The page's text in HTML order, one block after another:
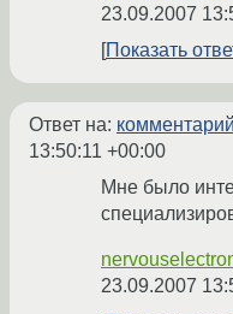
23.09.2007
Показать
Ответ на: комментарий
13:50:11 +00:00
Мне было
23.09.2007